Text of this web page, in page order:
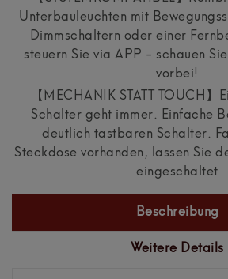
Unterbauleuchten mit
Dimmschaltern oder einer
steuern Sie via APP - schauen
vorbei!
【MECHANIK STATT TOUCH】
Schalter geht immer. Einfache
deutlich tastbaren Schalter.
Steckdose vorhanden, lassen Sie
eingeschaltet
Beschreibung
Weitere Details